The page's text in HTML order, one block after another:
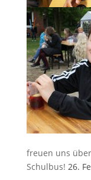
freuen uns
Schulbus! 26.